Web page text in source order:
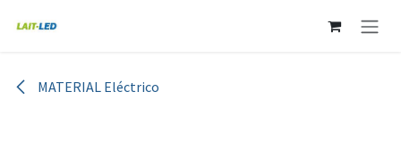
MATERIAL Eléctrico